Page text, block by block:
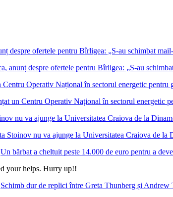
anunț despre ofertele pentru Bîrligea: „S-au
un Centru Operativ Național în sectorul energetic
Stoinov nu va ajunge la Universitatea Craiova de la
Un bărbat a cheltuit peste 14.000 de euro pentru a
your helps. Hurry up!!
Schimb dur de replici între Greta Thunberg și Andrew